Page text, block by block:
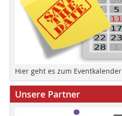
Hier geht es zum Eventkalender
Unsere Partner